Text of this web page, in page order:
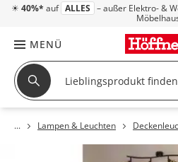
☀ 40%* auf ALLES – außer Elektro- &
MENÜ
Lampen & Leuchten